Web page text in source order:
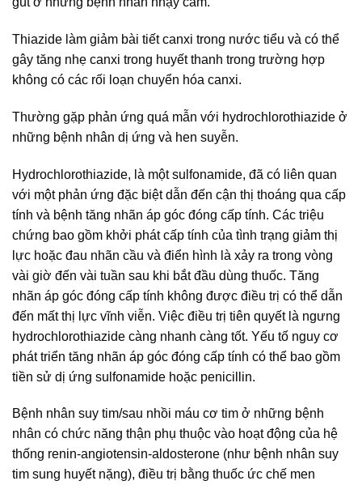
Thiazide làm giảm bài tiết canxi trong nước tiểu và có thể
gây tăng nhẹ canxi trong huyết thanh trong trường hợp
không có các rối loạn chuyển hóa canxi.
Thường gặp phản ứng quá mẫn với hydrochlorothiazide ở
những bệnh nhân dị ứng và hen suyễn.
Hydrochlorothiazide, là một sulfonamide, đã có liên quan
với một phản ứng đặc biệt dẫn đến cận thị thoáng qua cấp
tính và bệnh tăng nhãn áp góc đóng cấp tính. Các triệu
chứng bao gồm khởi phát cấp tính của tình trạng giảm thị
lực hoặc đau nhãn cầu và điển hình là xảy ra trong vòng
vài giờ đến vài tuần sau khi bắt đầu dùng thuốc. Tăng
nhãn áp góc đóng cấp tính không được điều trị có thể dẫn
đến mất thị lực vĩnh viễn. Việc điều trị tiên quyết là ngưng
hydrochlorothiazide càng nhanh càng tốt. Yếu tố nguy cơ
phát triển tăng nhãn áp góc đóng cấp tính có thể bao gồm
tiền sử dị ứng sulfonamide hoặc penicillin.
Bệnh nhân suy tim/sau nhồi máu cơ tim ở những bệnh
nhân có chức năng thận phụ thuộc vào hoạt động của hệ
thống renin-angiotensin-aldosterone (như bệnh nhân suy
tim sung huyết nặng), điều trị bằng thuốc ức chế men